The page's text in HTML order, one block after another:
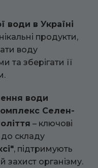
води в Україні
продукти,
воду
та зберігати її
води
Селен-
– ключові
до складу
, підтримують
захист організму.